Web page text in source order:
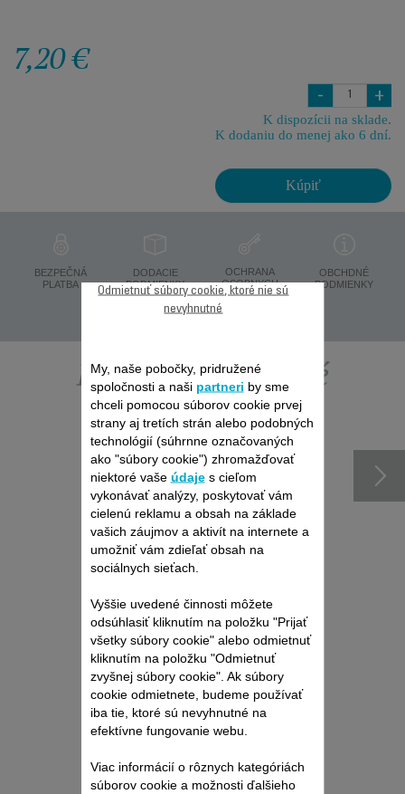
7,20 €
- +
K dispozícii na sklade.
K dodaniu do menej ako 6 dní.
Kúpiť
BEZPEČNÁ
PLATBA
DODACIE
PODMIENKY
OCHRANA
OSOBNYCH
ÚDAJOV
OBCHDNÉ
PODMIENKY
Ďalšie odporúčané
príslušenstvo
Produkt uz viac nieje k
dispozícií
My, naše pobočky, pridružené
spoločnosti a naši partneri by sme
chceli pomocou súborov cookie prvej
strany aj tretích strán alebo podobných
technológií (súhrnne označovaných
ako "súbory cookie") zhromažďovať
niektoré vaše údajes cieľom
vykonávať analýzy, poskytovať vám
cielenú reklamu a obsah na základe
vašich záujmov a aktivít na internete a
umožniť vám zdieľať obsah na
sociálnych sieťach.
Vyššie uvedené činnosti môžete
odsúhlasiť kliknutím na položku "Prijať
všetky súbory cookie" alebo odmietnuť
kliknutím na položku "Odmietnuť
zvyšnej súbory cookie". Ak súbory
cookie odmietnete, budeme používať
iba tie, ktoré sú nevyhnutné na
efektívne fungovanie webu.
Viac informácií o rôznych kategóriách
súborov cookie a možnosti ďalšieho
Odmietnuť súbory cookie, ktoré nie sú
nevyhnutné